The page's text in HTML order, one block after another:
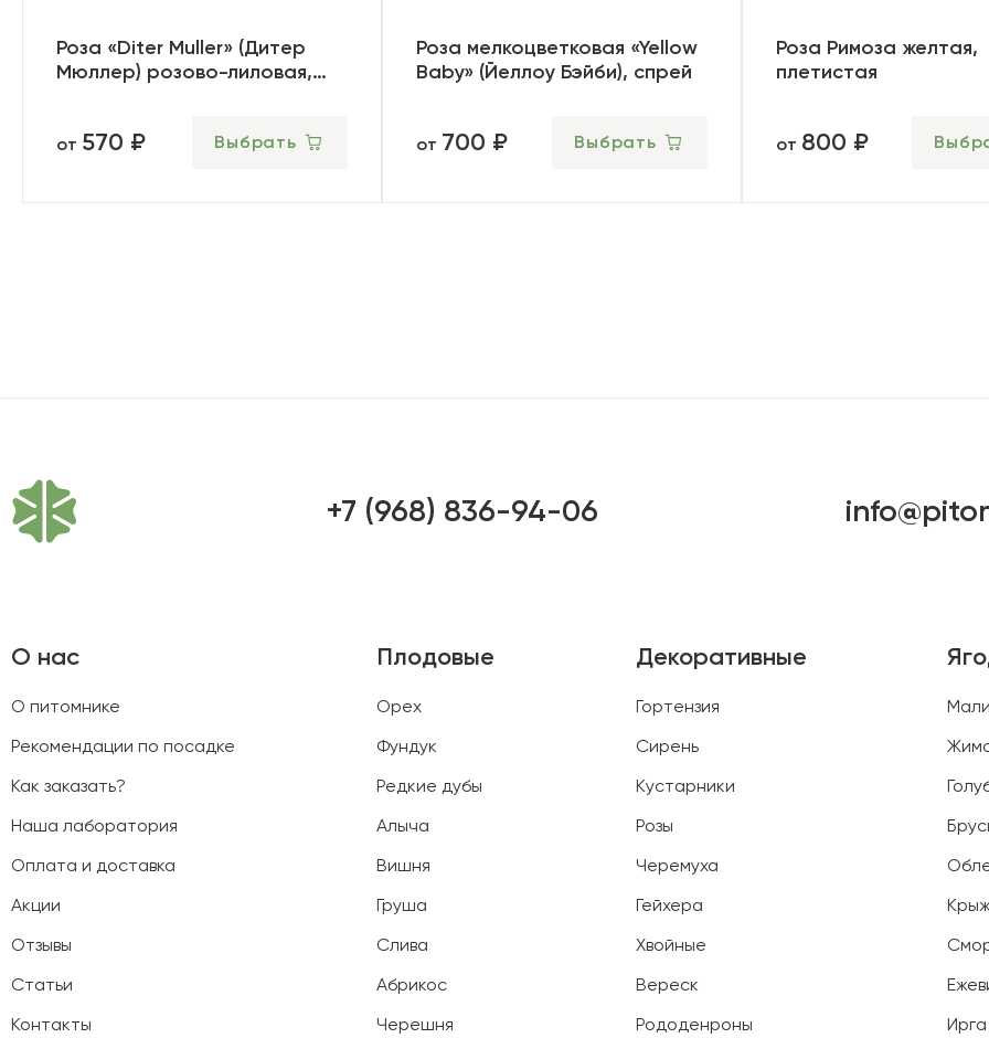
Роза «Diter Muller» (Дитер
Мюллер) розово-лиловая,
от 570 ₽ Выбрать
Роза мелкоцветковая «Yellow
Baby» (Йеллоу Бэйби), спрей
от 700 ₽ Выбрать
Роза Римоза желтая,
плетистая
от 800 ₽
+7 (968) 836-94-06
О нас
О питомнике
Рекомендации по посадке
Как заказать?
Наша лаборатория
Оплата и доставка
Акции
Отзывы
Статьи
Контакты
Плодовые
Орех
Фундук
Редкие дубы
Алыча
Вишня
Груша
Слива
Абрикос
Черешня
Декоративные
Гортензия
Сирень
Кустарники
Розы
Черемуха
Гейхера
Хвойные
Вереск
Рододенроны
Ирга